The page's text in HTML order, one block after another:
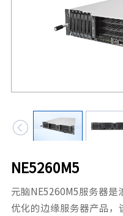
合作伙伴
计算产业洞察
元脑品牌升级公告

NE5260M5
元脑NE5260M5服务器是
优化的边缘服务器产品